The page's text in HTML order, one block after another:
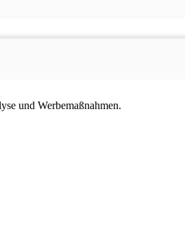
und Werbemaßnahmen.